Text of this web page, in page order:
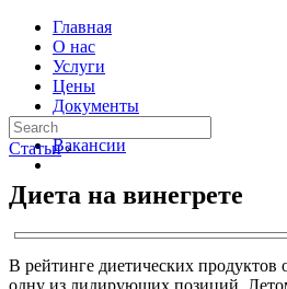
Главная
О нас
Услуги
Цены
Документы
Контакты
Вакансии
Статьи ›
Диета на винегрете
В рейтинге диетических
одну из лидирующих позиций.